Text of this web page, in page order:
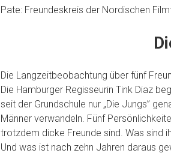
Pate: Freundeskreis der Nordischen
Die Langzeitbeobachtung über fünf
Die Hamburger Regisseurin Tink Diaz
seit der Grundschule nur „Die Jungs”
Männer verwandeln. Fünf
trotzdem dicke Freunde sind. Was sind
Und was ist nach zehn Jahren daraus